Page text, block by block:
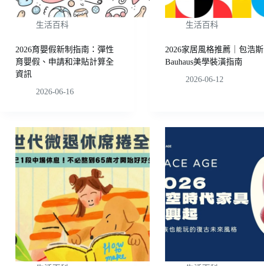
生活百科
2026育嬰假新制指南：彈性
育嬰假、申請和津貼計算全
資訊
2026-06-16
生活百科
2026家居風格推薦｜包浩斯
Bauhaus美學裝潢指南
2026-06-12